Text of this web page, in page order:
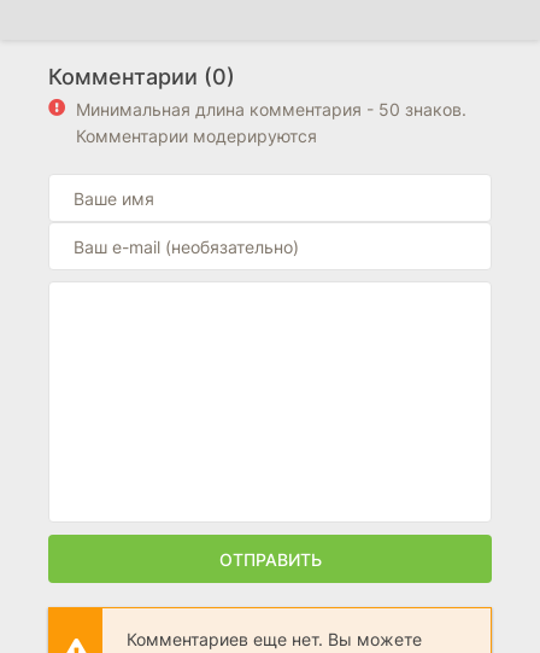
Комментарии (0)
Минимальная длина комментария - 50 знаков.
Комментарии модерируются
ОТПРАВИТЬ
Комментариев еще нет. Вы можете